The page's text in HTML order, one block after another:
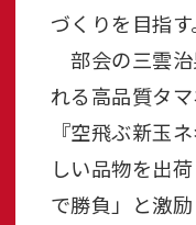
づくりを目指す
部会の三雲
れる高品質タ
『空飛ぶ新玉
しい品物を出
で勝負」と激励